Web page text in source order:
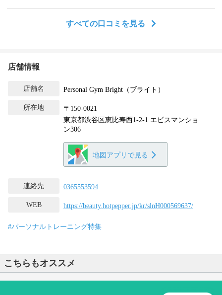
すべての口コミを見る
店舗情報
店舗名 Personal Gym Bright（ブライト）
所在地
〒150-0021
東京都渋谷区恵比寿西1-2-1 エビスマンショ
ン306
地図アプリで見る
連絡先 0365553594
WEB https://beauty.hotpepper.jp/kr/slnH000569637/
#パーソナルトレーニング特集
こちらもオススメ